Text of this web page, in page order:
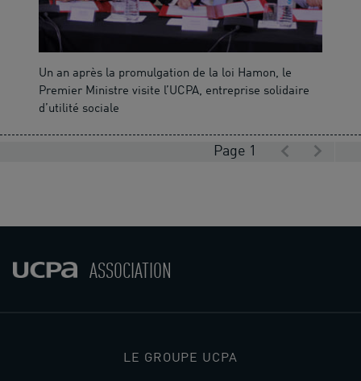
Un an après la promulgation de la loi Hamon, le
Premier Ministre visite l’UCPA, entreprise solidaire
d’utilité sociale
Page 1
ASSOCIATION
LE GROUPE UCPA